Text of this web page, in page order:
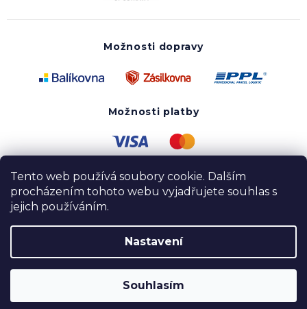
Tento web používá soubory cookie. Dalším
procházením tohoto webu vyjadřujete souhlas s
jejich používáním.
Nastavení
Souhlasím
Možnosti dopravy
Možnosti platby
Vytvořil Shoptet
Copyright 2020 - 2026 UTOPY wear. Všechna práva
vyhrazena.